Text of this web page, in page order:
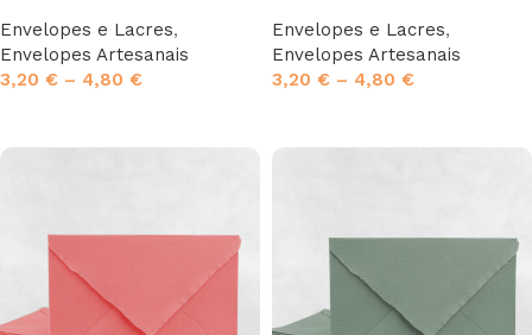
Envelopes e Lacres,
Envelopes Artesanais
3,20 € – 4,80 €
Envelopes e Lacres,
Envelopes Artesanais
3,20 € – 4,80 €